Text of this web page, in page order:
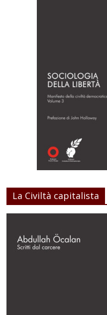
La Civiltà capitalista